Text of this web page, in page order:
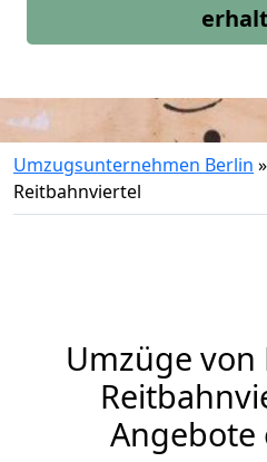
Umzugsunternehmen Berlin »
Reitbahnviertel
Umzüge von
Angebote